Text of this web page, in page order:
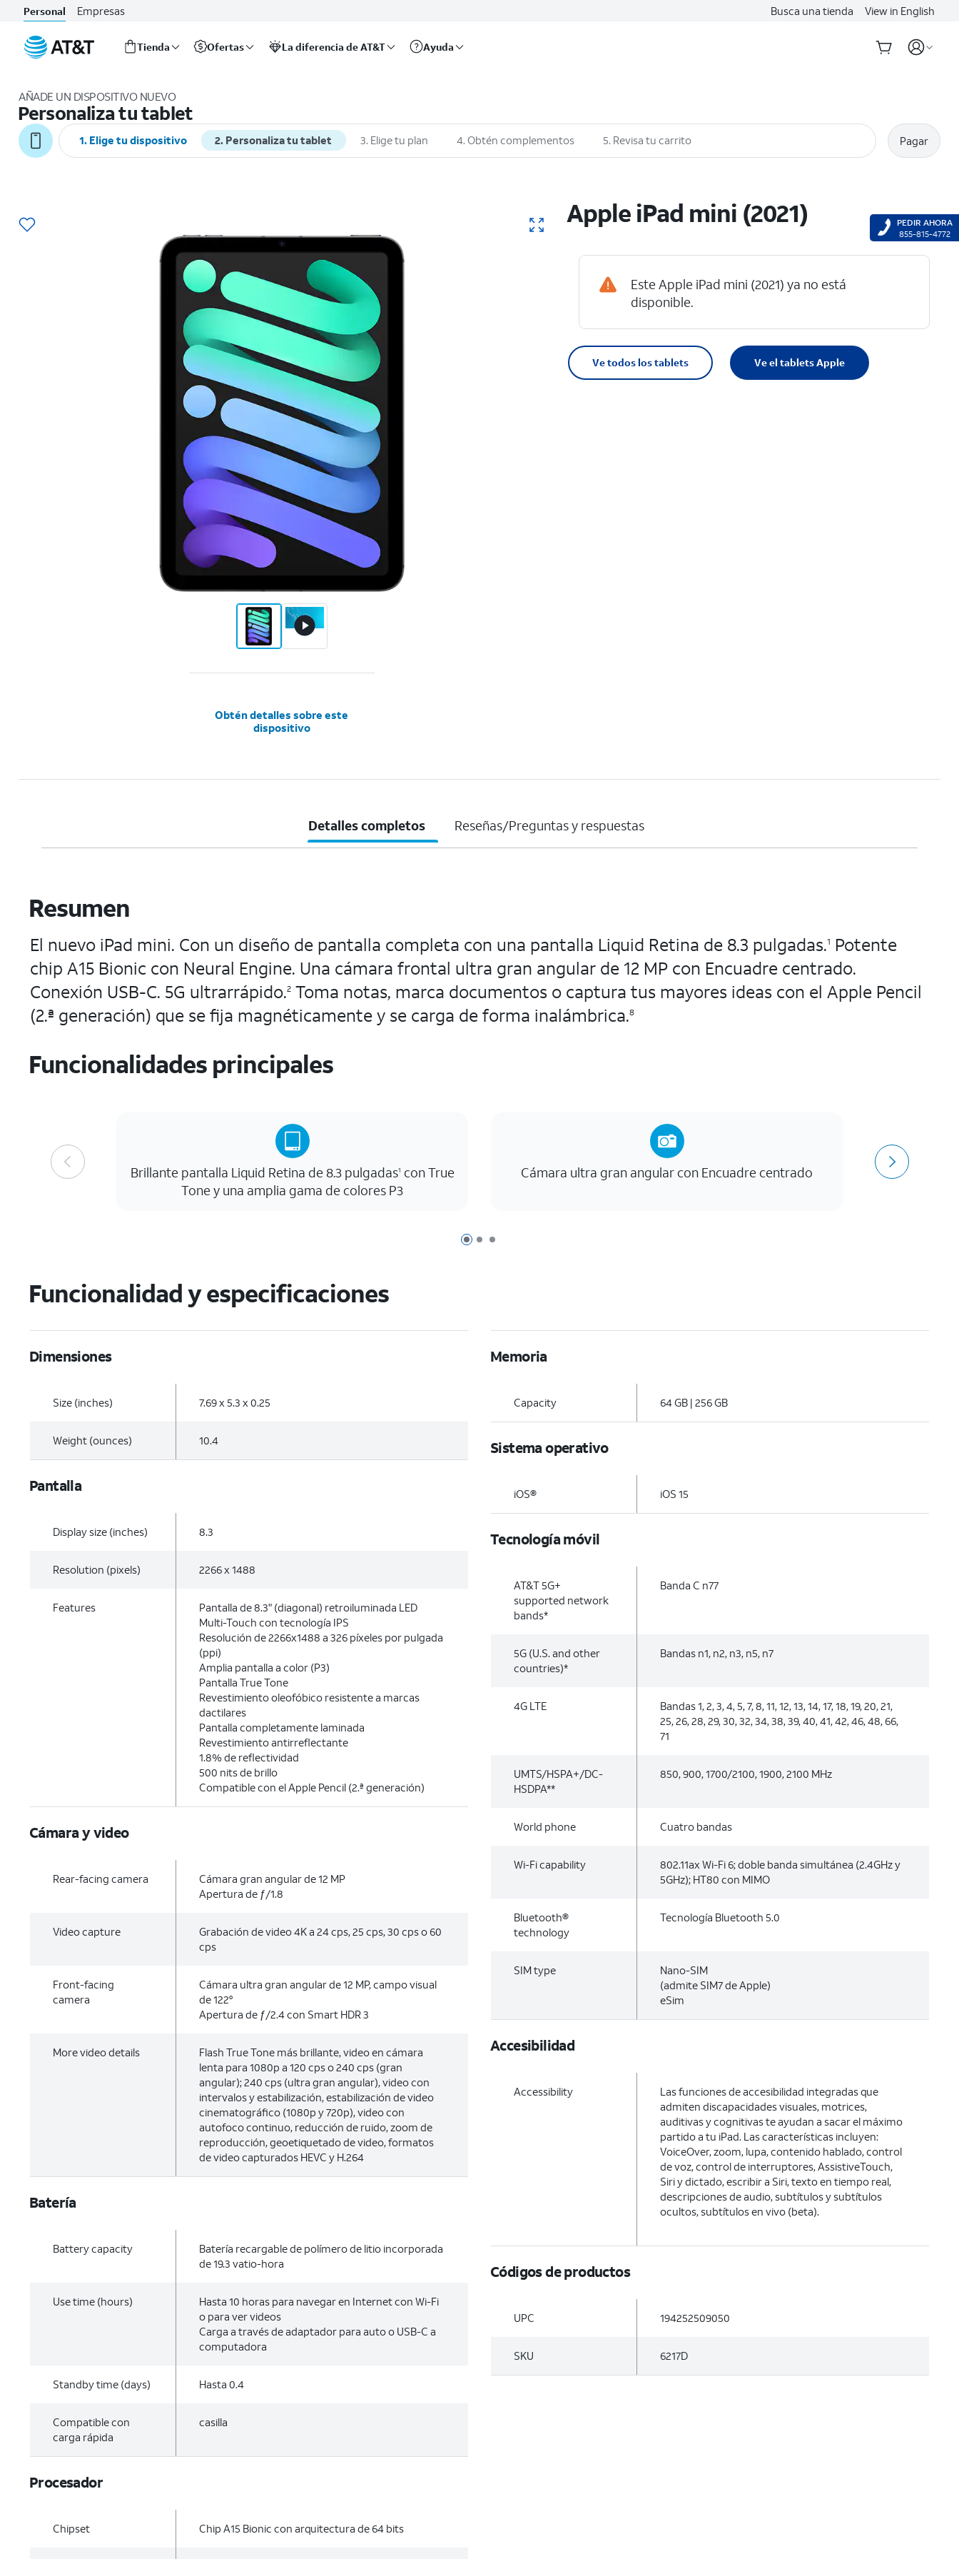
Personal Empresas Busca una tienda View in English
Tienda Ofertas La diferencia de AT&T Ayuda
AÑADE UN DISPOSITIVO NUEVO
Personaliza tu tablet
1. Elige tu dispositivo 2. Personaliza tu tablet 3. Elige tu plan 4. Obtén complementos 5. Revisa tu carrito Pagar
Cómo limpiar tu dispositivo
Obtén detalles sobre este
dispositivo
Apple iPad mini (2021)
Este Apple iPad mini (2021) ya no está
disponible.
Ve todos los tablets Ve el tablets Apple
Detalles completos Reseñas/Preguntas y respuestas
Resumen
El nuevo iPad mini. Con un diseño de pantalla completa con una pantalla Liquid Retina de 8.3 pulgadas.1 Potente
chip A15 Bionic con Neural Engine. Una cámara frontal ultra gran angular de 12 MP con Encuadre centrado.
Conexión USB-C. 5G ultrarrápido.2 Toma notas, marca documentos o captura tus mayores ideas con el Apple Pencil
(2.ª generación) que se fija magnéticamente y se carga de forma inalámbrica.8
Funcionalidades principales
Página 1 de 3
Página 2 de 3
Página 3 de 3
Brillante pantalla Liquid Retina de 8.3 pulgadas1 con True
Tone y una amplia gama de colores P3
Cámara ultra gran angular con Encuadre centrado
Funcionalidad y especificaciones
Dimensiones
Size (inches) 7.69 x 5.3 x 0.25
Weight (ounces) 10.4
Pantalla
Display size (inches) 8.3
Resolution (pixels) 2266 x 1488
Features
Pantalla de 8.3" (diagonal) retroiluminada LED
Multi-Touch con tecnología IPS
Resolución de 2266x1488 a 326 píxeles por pulgada
(ppi)
Amplia pantalla a color (P3)
Pantalla True Tone
Revestimiento oleofóbico resistente a marcas
dactilares
Pantalla completamente laminada
Revestimiento antirreflectante
1.8% de reflectividad
500 nits de brillo
Compatible con el Apple Pencil (2.ª generación)
Cámara y video
Rear-facing camera
Cámara gran angular de 12 MP
Apertura de ƒ/1.8
Video capture
Grabación de video 4K a 24 cps, 25 cps, 30 cps o 60
cps
Front-facing
camera
Cámara ultra gran angular de 12 MP, campo visual
de 122°
Apertura de ƒ/2.4 con Smart HDR 3
More video details
Flash True Tone más brillante, video en cámara
lenta para 1080p a 120 cps o 240 cps (gran
angular); 240 cps (ultra gran angular), video con
intervalos y estabilización, estabilización de video
cinematográfico (1080p y 720p), video con
autofoco continuo, reducción de ruido, zoom de
reproducción, geoetiquetado de video, formatos
de video capturados HEVC y H.264
Batería
Battery capacity
Batería recargable de polímero de litio incorporada
de 19.3 vatio-hora
Use time (hours)
Hasta 10 horas para navegar en Internet con Wi-Fi
o para ver videos
Carga a través de adaptador para auto o USB-C a
computadora
Standby time (days) Hasta 0.4
Compatible con
carga rápida
casilla
Procesador
Chipset Chip A15 Bionic con arquitectura de 64 bits
Memoria
Capacity 64 GB | 256 GB
Sistema operativo
iOS® iOS 15
Tecnología móvil
AT&T 5G+
supported network
bands*
Banda C n77
5G (U.S. and other
countries)*
Bandas n1, n2, n3, n5, n7
4G LTE
Bandas 1, 2, 3, 4, 5, 7, 8, 11, 12, 13, 14, 17, 18, 19, 20, 21,
25, 26, 28, 29, 30, 32, 34, 38, 39, 40, 41, 42, 46, 48, 66,
71
UMTS/HSPA+/DC-
HSDPA**
850, 900, 1700/2100, 1900, 2100 MHz
World phone Cuatro bandas
Wi-Fi capability
802.11ax Wi-Fi 6; doble banda simultánea (2.4GHz y
5GHz); HT80 con MIMO
Bluetooth®
technology
Tecnología Bluetooth 5.0
SIM type
Nano-SIM
(admite SIM7 de Apple)
eSim
Accesibilidad
Accessibility
Las funciones de accesibilidad integradas que
admiten discapacidades visuales, motrices,
auditivas y cognitivas te ayudan a sacar el máximo
partido a tu iPad. Las características incluyen:
VoiceOver, zoom, lupa, contenido hablado, control
de voz, control de interruptores, AssistiveTouch,
Siri y dictado, escribir a Siri, texto en tiempo real,
descripciones de audio, subtítulos y subtítulos
ocultos, subtítulos en vivo (beta).
Códigos de productos
UPC 194252509050
SKU 6217D
PEDIR AHORA
855-815-4772